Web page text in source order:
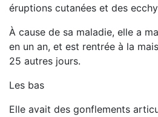
éruptions cutanées et des
À cause de sa maladie, elle a
en un an, et est rentrée à la
25 autres jours.
Les bas
Elle avait des gonflements